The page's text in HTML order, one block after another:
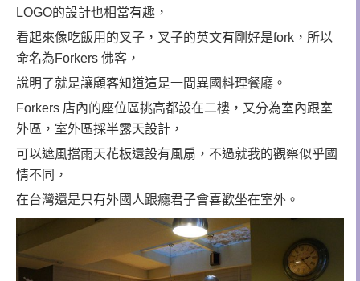
LOGO的設計也相當有趣，
看起來像吃飯用的叉子，叉子的英文有剛好是fork，所以
命名為Forkers 佛客，
說明了就是讓顧客知道這是一間異國料理餐廳。
Forkers 店內的座位區挑高都設在二樓，又分為室內跟室
外區，室外區採半露天設計，
可以遮風擋雨天花板還設有風扇，不過就我的觀察似乎國
情不同，
在台灣還是只有外國人跟癮君子會喜歡坐在室外。